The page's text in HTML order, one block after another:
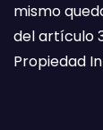
mismo
del artículo
Propiedad